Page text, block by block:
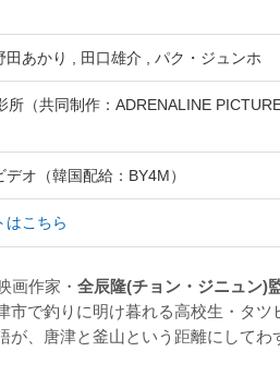
田あかり , 田口雄介 , パク・ジュンホ
所（共同制作：ADRENALINE
オ（韓国配給：BY4M）
はこちら
画作家・ 全辰隆(チョン・ジニュン)
市で釣りに明け暮れる高校生・タ
が、唐津と釜山という距離にしてわ